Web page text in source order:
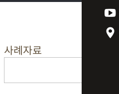
사례자료